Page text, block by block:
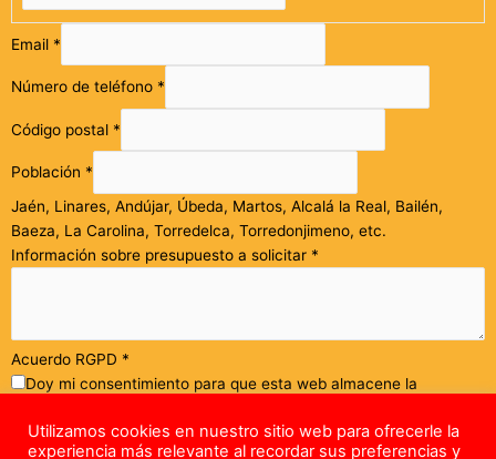
Email *
Número de teléfono *
Código postal *
Población *
Jaén, Linares, Andújar, Úbeda, Martos, Alcalá la Real, Bailén,
Baeza, La Carolina, Torredelca, Torredonjimeno, etc.
Información sobre presupuesto a solicitar *
Acuerdo RGPD *
Doy mi consentimiento para que esta web almacene la
Enviar
Utilizamos cookies en nuestro sitio web para ofrecerle la
experiencia más relevante al recordar sus preferencias y